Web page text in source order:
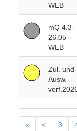
WEB
mQ 4.3-
26.05
WEB
Zul. und
Ausw.-
« < 3